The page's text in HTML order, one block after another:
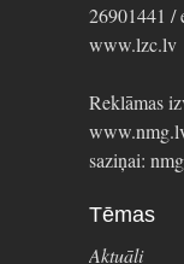
26901441 /
www.lzc.lv
Reklāmas
saziņai:
Tēmas
Aktuāli